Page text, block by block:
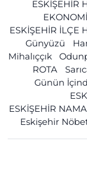
ESKİŞEHİR
EKONOMİ
ESKİŞEHİR İLÇE
Günyüzü
Mihalıççık
ROTA
Günün
ESKİŞEHİR
Eskişehir